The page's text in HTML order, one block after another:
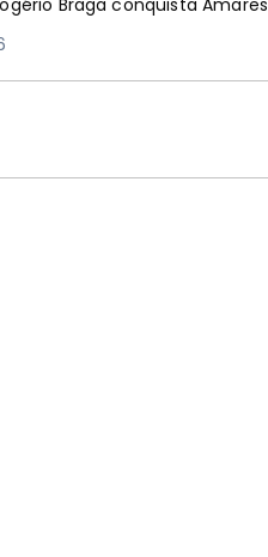
Braga conquista Amares